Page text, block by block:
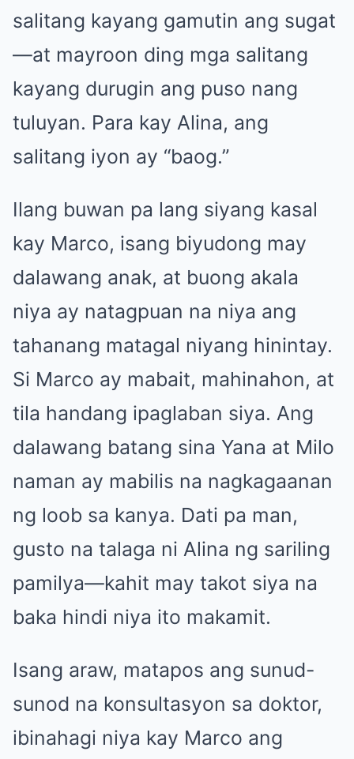
salitang kayang gamutin ang sugat
—at mayroon ding mga salitang
kayang durugin ang puso nang
tuluyan. Para kay Alina, ang
salitang iyon ay “baog.”
Ilang buwan pa lang siyang kasal
kay Marco, isang biyudong may
dalawang anak, at buong akala
niya ay natagpuan na niya ang
tahanang matagal niyang hinintay.
Si Marco ay mabait, mahinahon, at
tila handang ipaglaban siya. Ang
dalawang batang sina Yana at Milo
naman ay mabilis na nagkagaanan
ng loob sa kanya. Dati pa man,
gusto na talaga ni Alina ng sariling
pamilya—kahit may takot siya na
baka hindi niya ito makamit.
Isang araw, matapos ang sunud-
sunod na konsultasyon sa doktor,
ibinahagi niya kay Marco ang